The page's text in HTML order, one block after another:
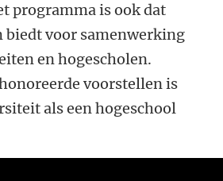
programma is ook dat
biedt voor samenwerking
en hogescholen.
voorstellen is
als een hogeschool